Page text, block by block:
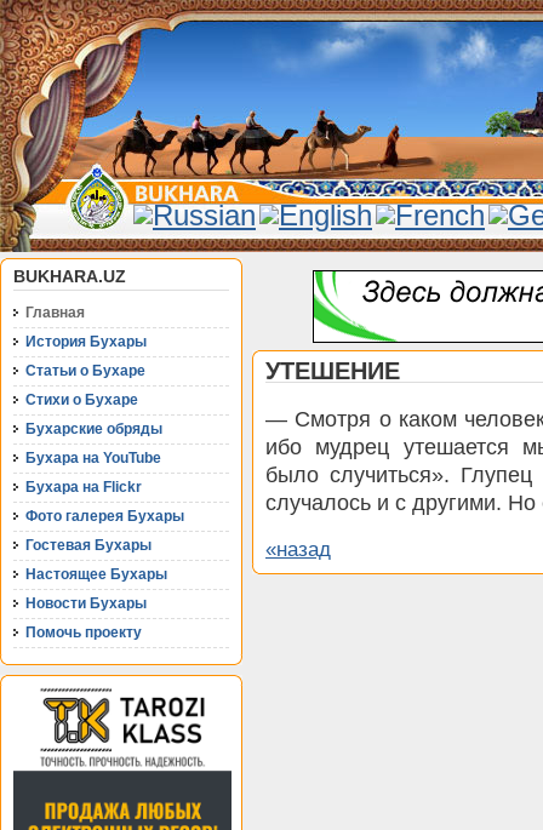
BUKHARA.UZ
Главная
История Бухары
Статьи о Бухаре
Стихи о Бухаре
Бухарские обряды
Бухара на YouTube
Бухара на Flickr
Фото галерея Бухары
Гостевая Бухары
Настоящее Бухары
Новости Бухары
Помочь проекту
УТЕШЕНИЕ
— Смотря о каком
ибо мудрец утешается
было случиться».
случалось и с другими.
«назад